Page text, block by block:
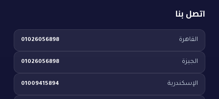
اتصل بنا
القاهرة 01026056898
الجيزة 01026056898
الإسكندرية 01009415894